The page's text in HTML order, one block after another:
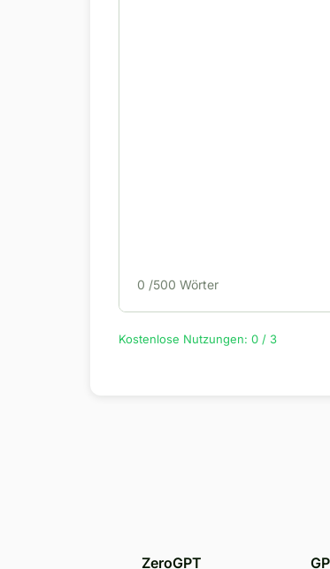
0 /500 Wörter
Kostenlose Nutzungen: 0 / 3
ZeroGPT